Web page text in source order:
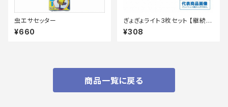
虫エサセッター
¥660
ぎょぎょライト3枚セット 【継続セ
ール_装備】
¥308
商品一覧に戻る